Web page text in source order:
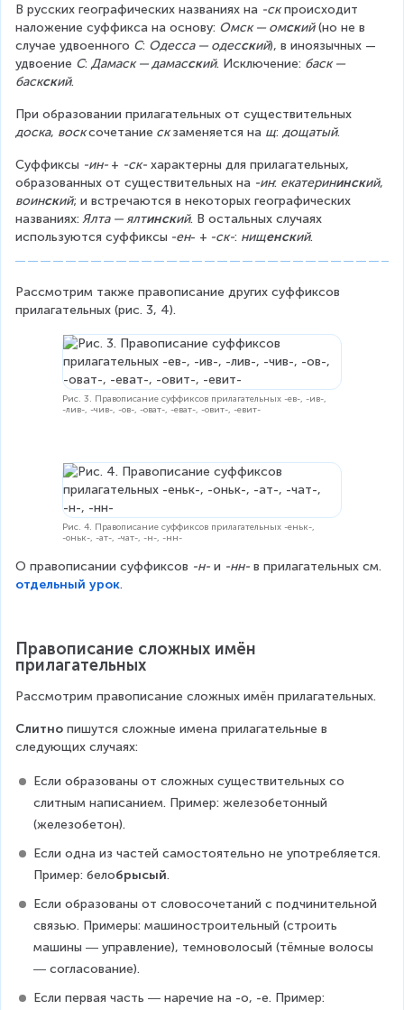
В русских географических названиях на -ск происходит
наложение суффикса на основу: Омск — омский (но не в
случае удвоенного С: Одесса — одесский), в иноязычных —
удвоение С: Дамаск — дамасский. Исключение: баск —
баскский.
При образовании прилагательных от существительных
доска, воск сочетание ск заменяется на щ: дощатый.
Суффиксы -ин- + -ск- характерны для прилагательных,
образованных от существительных на -ин: екатерининский,
воинский; и встречаются в некоторых географических
названиях: Ялта — ялтинский. В остальных случаях
используются суффиксы -ен- + -ск-: нищенский.
Рассмотрим также правописание других суффиксов
прилагательных (рис. 3, 4).
Рис. 3. Правописание суффиксов прилагательных -ев-, -ив-,
-лив-, -чив-, -ов-, -оват-, -еват-, -овит-, -евит-
Рис. 4. Правописание суффиксов прилагательных -еньк-,
-оньк-, -ат-, -чат-, -н-, -нн-
О правописании суффиксов -н- и -нн- в прилагательных см.
отдельный урок.
Правописание сложных имён
прилагательных
Рассмотрим правописание сложных имён прилагательных.
Слитно пишутся сложные имена прилагательные в
следующих случаях:
Если образованы от сложных существительных со
слитным написанием. Пример: железобетонный
(железобетон).
Если одна из частей самостоятельно не употребляется.
Пример: белобрысый.
Если образованы от словосочетаний с подчинительной
связью. Примеры: машиностроительный (строить
машины ― управление), темноволосый (тёмные волосы
― согласование).
Если первая часть ― наречие на -о, -е. Пример: